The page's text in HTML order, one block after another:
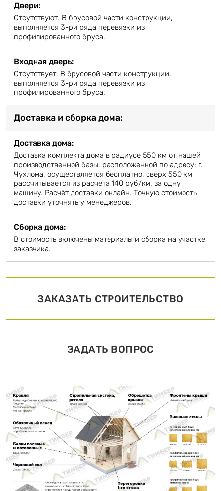
Двери:
Отсутствуют. В брусовой части конструкции,
выполняется 3-ри ряда перевязки из
профилированного бруса.
Входная дверь:
Отсутствует. В брусовой части конструкции,
выполняется 3-ри ряда перевязки из
профилированного бруса.
Доставка и сборка дома:
Доставка дома:
Доставка комплекта дома в радиусе 550 км от нашей
производственной базы, расположенной по адресу: г.
Чухлома, осуществляется бесплатно, сверх 550 км
рассчитывается из расчета 140 руб/км. за одну
машину. Расчёт доставки онлайн. Точную стоимость
доставки уточнять у менеджеров.
Сборка дома:
В стоимость включены материалы и сборка на участке
заказчика.
ЗАКАЗАТЬ СТРОИТЕЛЬСТВО
ЗАДАТЬ ВОПРОС